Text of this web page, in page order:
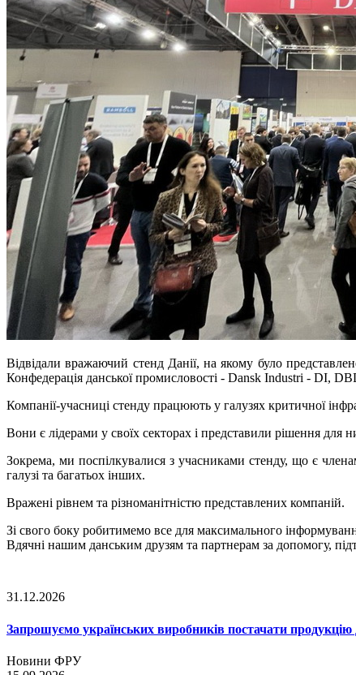
Відвідали вражаючий стенд Данії, на якому було
Конфедерація данської промисловості - Dansk Industri - DI,
Компанії-учасниці стенду працюють у галузях критичної
Вони є лідерами у своїх секторах і представили рішення для
Зокрема, ми поспілкувалися з учасниками стенду, що є
галузі та багатьох інших.
Вражені рівнем та різноманітністю представлених компаній.
Зі свого боку робитимемо все для максимального
Вдячні нашим данським друзям та партнерам за допомогу,
31.12.2026
Запрошуємо українських виробників постачати
Новини ФРУ